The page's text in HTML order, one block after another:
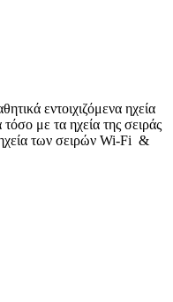
εντοιχιζόμενα ηχεία
με τα ηχεία της σειράς
των σειρών Wi-Fi &